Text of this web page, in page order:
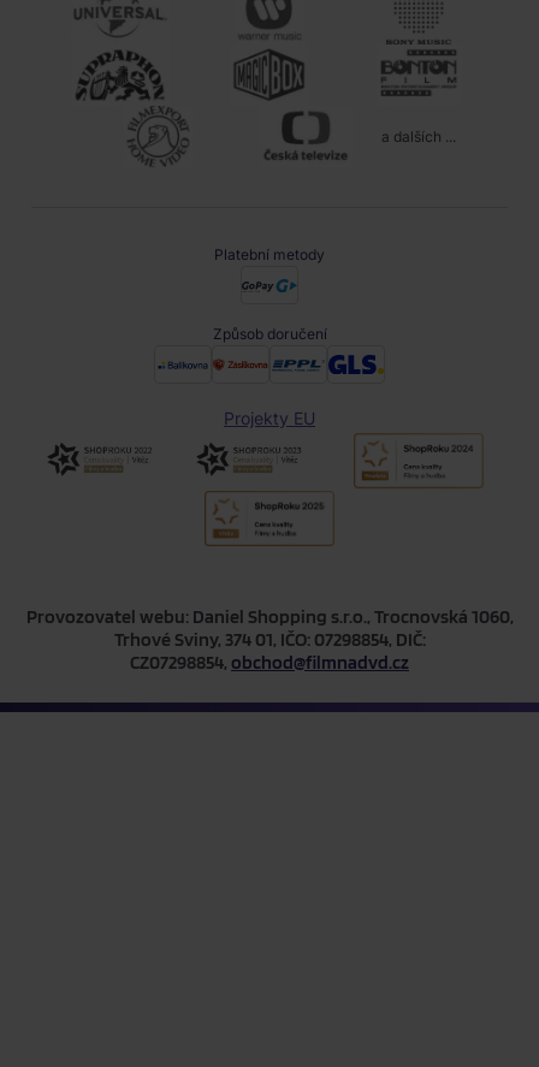
a dalších ...
Platební metody
Způsob doručení
Projekty EU
Provozovatel webu: Daniel Shopping s.r.o., Trocnovská 1060,
Trhové Sviny, 374 01, IČO: 07298854, DIČ:
CZ07298854, obchod@filmnadvd.cz